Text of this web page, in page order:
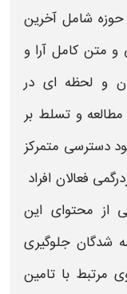
حوزه شامل آخرین
و متن کامل آرا و
و لحظه‌ ای در
و تسلط بر
دسترسی متمرکز
فعالان افراد
از محتوای این
شدگان جلوگیری
مرتبط با تامین